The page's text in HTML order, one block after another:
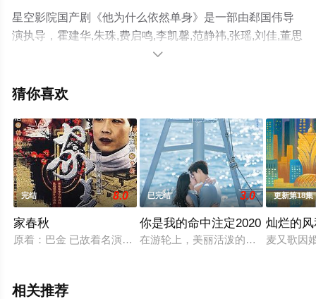
星空影院国产剧《他为什么依然单身》是一部由郄国伟导
演执导，霍建华,朱珠,费启鸣,李凯馨,范静祎,张瑶,刘佳,董思
怡,李易祥等演员精彩演绎的大陆电视剧，手机免费观看高
提前免费观看，更多剧情信息可移步至豆瓣电视剧、电视

猜你喜欢
完结 8.0
家春秋
原着：巴金 已故着名演员陈晓旭生前代表作品“五四”运动的浪
已完结 3.0
你是我的命中注定2020
在游轮上，美丽活泼的行政助理陈嘉
更新第18集
灿烂的
麦又歌因
相关推荐